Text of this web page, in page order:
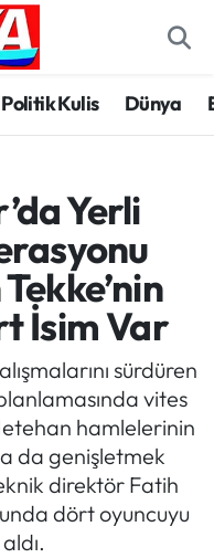
Politik Kulis Dünya
Yerli
İsim Var
sürdüren
vites
hamlelerinin
da genişletmek
direktör Fatih
dört oyuncuyu
Fikstür